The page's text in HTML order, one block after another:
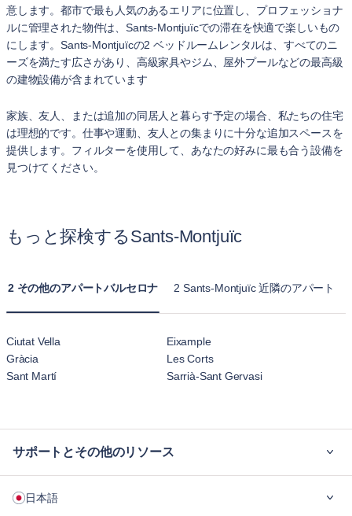
意します。都市で最も人気のあるエリアに位置し、プロフェッショナ
ルに管理された物件は、Sants-Montjuïcでの滞在を快適で楽しいもの
にします。Sants-Montjuïcの2 ベッドルームレンタルは、すべてのニ
ーズを満たす広さがあり、高級家具やジム、屋外プールなどの最高級
の建物設備が含まれています
家族、友人、または追加の同居人と暮らす予定の場合、私たちの住宅
は理想的です。仕事や運動、友人との集まりに十分な追加スペースを
提供します。フィルターを使用して、あなたの好みに最も合う設備を
見つけてください。
もっと探検するSants-Montjuïc
2 その他のアパートバルセロナ 2 Sants-Montjuïc 近隣のアパート
Ciutat Vella
Eixample
Gràcia
Les Corts
Sant Martí
Sarrià-Sant Gervasi
サポートとその他のリソース
企業向け
日本語